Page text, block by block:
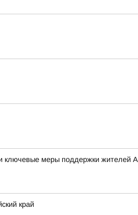
меры поддержки жителей
край